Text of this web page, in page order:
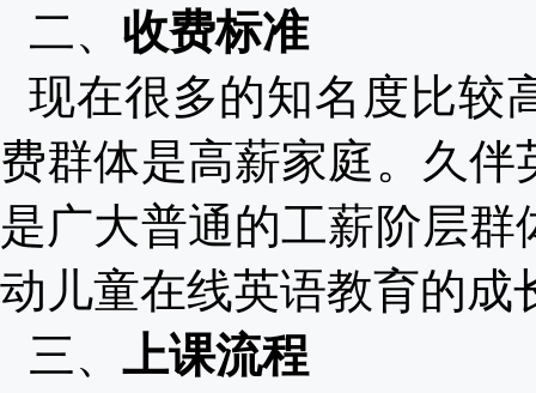
二、 收费标准
现在很多的知名度比较
费群体是高薪家庭。久
是广大普通的工薪阶层
动儿童在线英语教育的成
三、 上课流程